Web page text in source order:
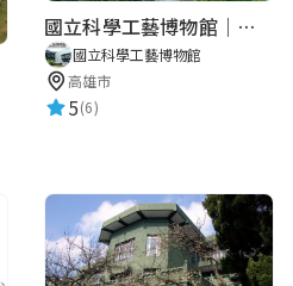
國立科學工藝博物館｜華語智慧導覽
國立科學工藝博物館
高雄市
5(6)